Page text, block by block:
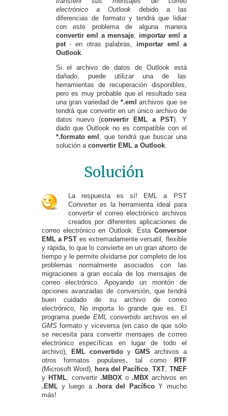
electrónico a Outlookdebido a las
diferencias de formato y tendrá que lidiar
con este problema de alguna manera
convertir eml a mensaje, importar eml a
pst- en otras palabras, importar eml a
Outlook.
Si el archivo de datos de Outlook está
dañado, puede utilizar una de las
herramientas de recuperación disponibles,
pero es muy probable que el resultado sea
una gran variedad de *.emlarchivos que se
tendrá que convertir en un único archivo de
datos nuevo (convertir EML a PST). Y
dado que Outlook no es compatible con el
*.formato eml , que tendrá que buscar una
solución aconvertir EML a Outlook.
Solución
La respuesta es sí! EML a PST
Converter es la herramienta ideal para
convertir el correo electrónico archivos
creados por diferentes aplicaciones de
correo electrónico en Outlook. Esta Conversor
EML a PST es extremadamente versatil, flexible
y rápida, lo que lo convierte en un gran ahorro de
tiempo y le permite olvidarse por completo de los
problemas normalmente asociados con las
migraciones a gran escala de los mensajes de
correo electrónico. Apoyando un montón de
opciones avanzadas de conversión, que tendrá
buen cuidado de su archivo de correo
electrónico, No importa lo grande que es. El
programa puede EML convertidoarchivos en el
GMSformato y viceversa (en caso de que sólo
se necesita para convertir mensajes de correo
electrónico específicas en lugar de todo el
archivo),
EML convertidoy GMS archivos a
otros formatos populares, tal como
RTF
(Microsoft Word), hora del Pacífico,TXT, TNEF
y HTML, convertir .MBOXo .MBXarchivos en
.EMLy luego a .hora del PacíficoY mucho
más!